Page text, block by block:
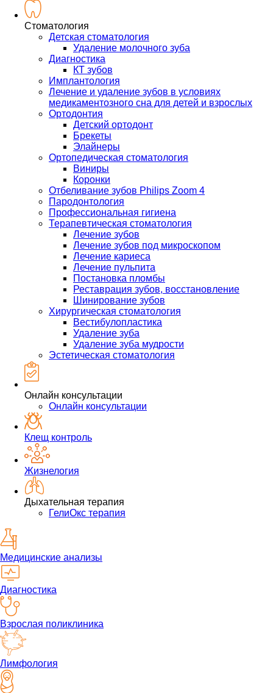
Стоматология
Детская стоматология
Удаление молочного зуба
Диагностика
КТ зубов
Имплантология
Лечение и удаление зубов в условиях
медикаментозного сна для детей и взрослых
Ортодонтия
Детский ортодонт
Брекеты
Элайнеры
Ортопедическая стоматология
Виниры
Коронки
Отбеливание зубов Philips Zoom 4
Пародонтология
Профессиональная гигиена
Терапевтическая стоматология
Лечение зубов
Лечение зубов под микроскопом
Лечение кариеса
Лечение пульпита
Постановка пломбы
Реставрация зубов, восстановление
Шинирование зубов
Хирургическая стоматология
Вестибулопластика
Удаление зуба
Удаление зуба мудрости
Эстетическая стоматология
Онлайн консультации
Онлайн консультации
Клещ контроль
Жизнелогия
Дыхательная терапия
ГелиОкс терапия
Медицинские анализы
Диагностика
Взрослая поликлиника
Лимфология